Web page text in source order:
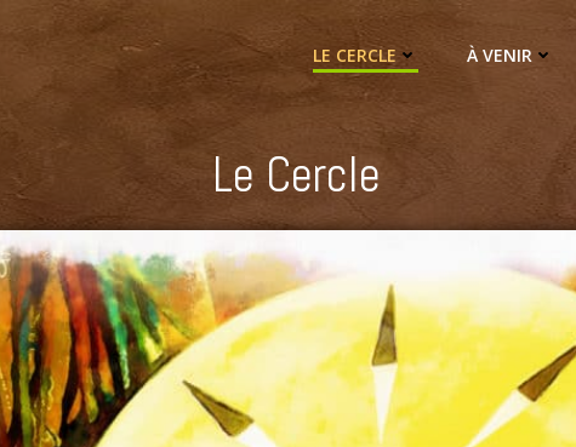
LE CERCLE À VENIR
Le Cercle